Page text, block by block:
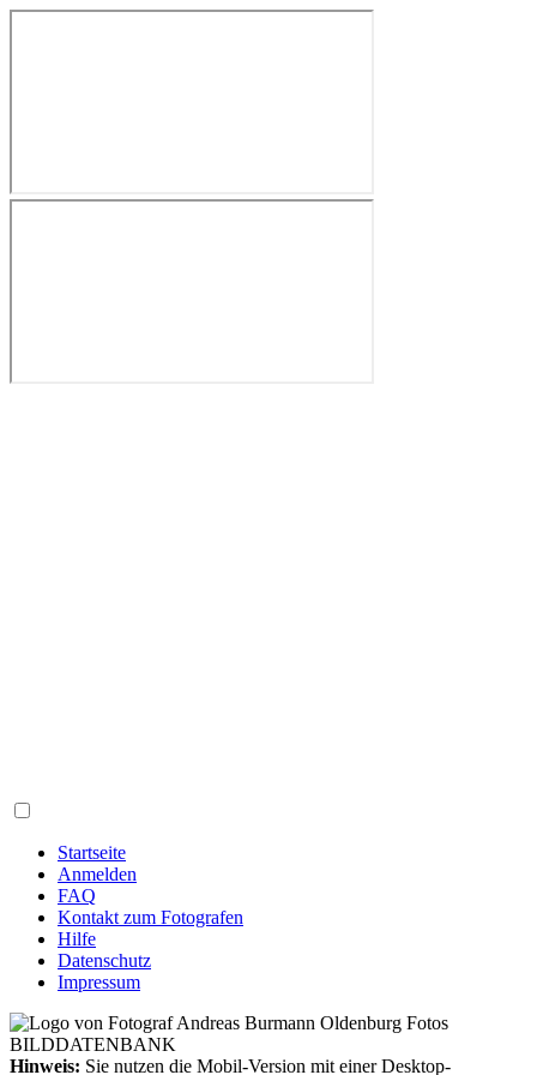
Startseite
Anmelden
FAQ
Kontakt zum Fotografen
Hilfe
Datenschutz
Impressum
Hinweis: Sie nutzen die Mobil-Version mit einer Desktop-